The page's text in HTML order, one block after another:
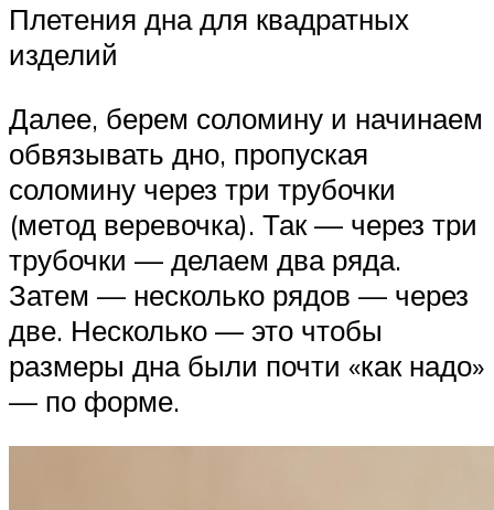
Плетения дна для квадратных
изделий
Далее, берем соломину и начинаем
обвязывать дно, пропуская
соломину через три трубочки
(метод веревочка). Так — через три
трубочки — делаем два ряда.
Затем — несколько рядов — через
две. Несколько — это чтобы
размеры дна были почти «как надо»
— по форме.